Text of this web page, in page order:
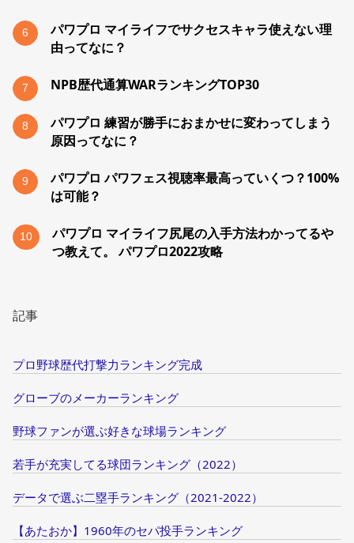
6
パワプロ マイライフでサクセスキャラ使えない理
由ってなに？
7 NPB歴代通算WARランキングTOP30
8
パワプロ 練習が勝手におまかせに変わってしまう
原因ってなに？
9
パワプロ パワフェス視聴率最高っていくつ？100%
は可能？
10
パワプロ マイライフ尻尾の入手方法わかってるや
つ教えて。 パワプロ2022攻略
記事
プロ野球歴代打撃力ランキング完成
グローブのメーカーランキング
野球ファンが選ぶ好きな球場ランキング
若手が充実してる球団ランキング（2022）
データで選ぶ二塁手ランキング（2021-2022）
【あたおか】1960年のセパ投手ランキング